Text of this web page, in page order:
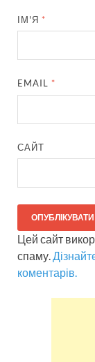
ІМ'Я *
EMAIL *
САЙТ
Цей сайт
спаму.
коментарів.